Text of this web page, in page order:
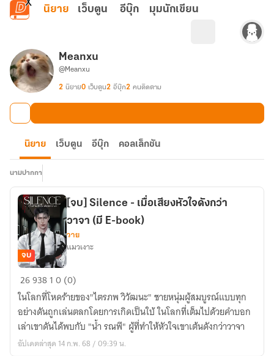
ข้ามไปยังเนื้อหาหลัก
นิยาย เว็บตูน อีบุ๊ก มุมนักเขียน
Meanxu
@Meanxu
2 นิยาย0 เว็บตูน2 อีบุ๊ก2 คนติดตาม
นิยาย เว็บตูน อีบุ๊ก คอลเล็กชัน
นามปากกา
[จบ]
Silence
-
เมื่อ
เสียง
หัวใจ
จบ
[จบ] Silence - เมื่อเสียงหัวใจดังกว่า
วาจา (มี E-book)
วาย
แมวเงาะ
2693810 (0)
ในโลกที่โหดร้ายของ"ไตรภพ วิวัฒนะ" ชายหนุ่มผู้สมบูรณ์แบบทุก
อย่างดันถูกเล่นตลกโดยการเกิดเป็นใบ้ ในโลกที่เต็มไปด้วยคำบอก
เล่าเขาดันได้พบกับ "น้ำ รณพี" ผู้ที่ทำให้หัวใจเขาเต้นดังกว่าวาจา
อัปเดตล่าสุด 14 ก.พ. 68 / 09:39 น.